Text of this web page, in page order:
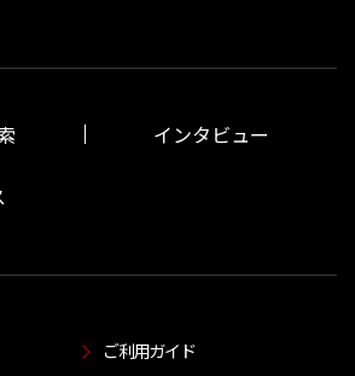
インタビュー
ご利用ガイド